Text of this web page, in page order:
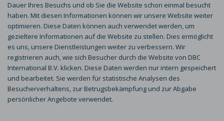
Dauer Ihres Besuchs und ob Sie die Website schon einmal besucht
haben. Mit diesen Informationen können wir unsere Website weiter
optimieren. Diese Daten können auch verwendet werden, um
gezieltere Informationen auf die Website zu stellen. Dies ermöglicht
es uns, unsere Dienstleistungen weiter zu verbessern. Wir
registrieren auch, wie sich Besucher durch die Website von DBC
International B.V. klicken. Diese Daten werden nur intern gespeichert
und bearbeitet. Sie werden für statistische Analysen des
Besucherverhaltens, zur Betrugsbekämpfung und zur Abgabe
persönlicher Angebote verwendet.